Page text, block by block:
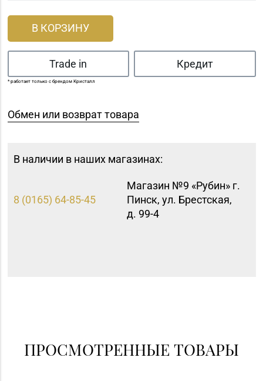
В КОРЗИНУ
Trade in Кредит
* работает только с брендом Кристалл
Обмен или возврат товара
В наличии в наших магазинах:
8 (0165) 64-85-45
Магазин №9 «Рубин» г.
Пинск, ул. Брестская,
д. 99-4
ПРОСМОТРЕННЫЕ ТОВАРЫ